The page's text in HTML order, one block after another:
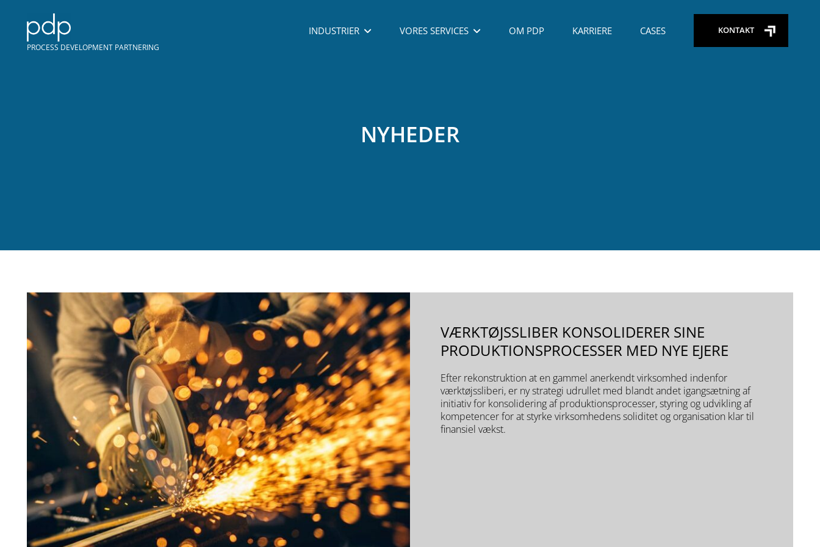
PROCESS DEVELOPMENT PARTNERING
INDUSTRIER VORES SERVICES OM PDP KARRIERE CASES KONTAKT
NYHEDER
VÆRKTØJSSLIBER KONSOLIDERER SINE
PRODUKTIONSPROCESSER MED NYE EJERE
Efter rekonstruktion at en gammel anerkendt virksomhed indenfor
værktøjssliberi, er ny strategi udrullet med blandt andet igangsætning af
initiativ for konsolidering af produktionsprocesser, styring og udvikling af
kompetencer for at styrke virksomhedens soliditet og organisation klar til
finansiel vækst.